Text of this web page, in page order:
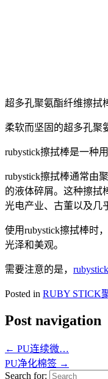
超多孔聚氨酯纤维擦拭
柔软而坚固的超多孔聚
rubystick擦拭棒是一种
rubystick擦拭棒通常由
的液体碎屑。这种擦拭
光电产业、古董以及几
使用rubystick擦拭棒时
光泽和美观。
需要注意的是， rubystick
Posted in RUBY STICK
Post navigation
← PU连续微…
PU净化棉签 →
Search for: